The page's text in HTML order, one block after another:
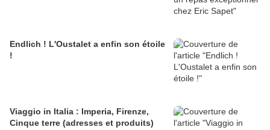
Endlich ! L'Oustalet a enfin son étoile
!
Viaggio in Italia : Imperia, Firenze,
Cinque terre (adresses et produits)